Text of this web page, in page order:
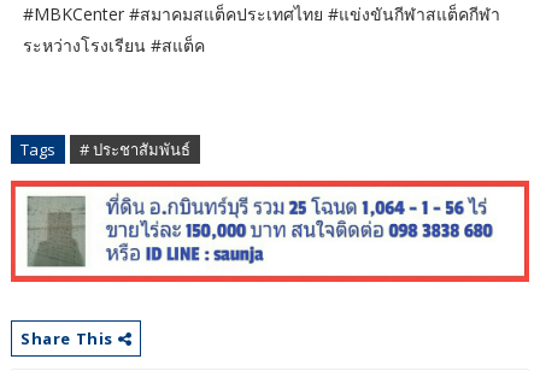
#MBKCenter #สมาคมสแต็คประเทศไทย #แข่งขันกีฬาสแต็คกีฬา
ระหว่างโรงเรียน #สแต็ค
Tags # ประชาสัมพันธ์
Share This